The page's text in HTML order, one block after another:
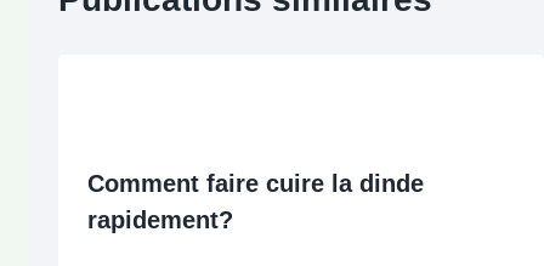
Comment faire cuire la dinde
rapidement?